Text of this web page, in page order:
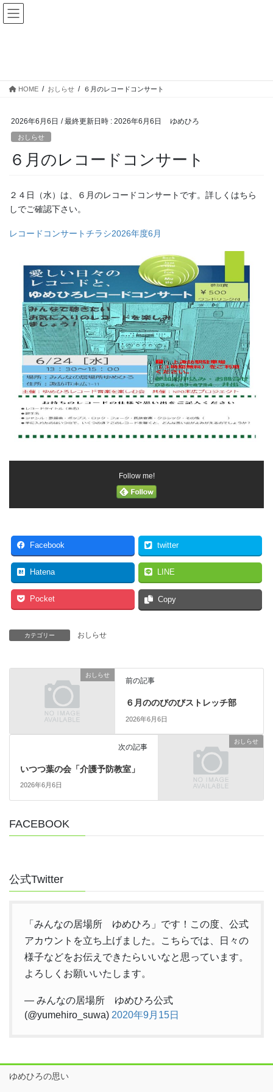
コ
ン
ス
ナ
ビ
ン
HOME おしらせ ６月のレコードコンサート
2026年6月6日 / 最終更新日時 : 2026年6月6日 ゆめひろ
おしらせ
６月のレコードコンサート
２４日（水）は、６月のレコードコンサートです。詳しくはちら
しでご確認下さい。
レコードコンサートチラシ2026年度6月
Follow me!
Facebook twitter
Hatena LINE
Pocket Copy
カテゴリー おしらせ
おしらせ
前の記事
６月ののびのびストレッチ部
2026年6月6日
おしらせ
次の記事
いつつ葉の会「介護予防教室」
2026年6月6日
FACEBOOK
公式Twitter
「みんなの居場所 ゆめひろ」です！この度、公式
アカウントを立ち上げました。こちらでは、日々の
様子などをお伝えできたらいいなと思っています。
よろしくお願いいたします。
— みんなの居場所 ゆめひろ公式
(@yumehiro_suwa) 2020年9月15日
ゆめひろの思い